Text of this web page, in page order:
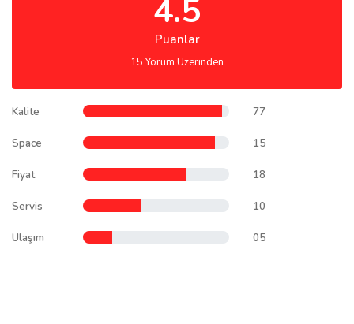
4.5
Puanlar
15 Yorum Uzerinden
Kalite 77
Space 15
Fiyat 18
Servis 10
Ulaşım 05